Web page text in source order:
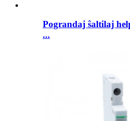
Pograndaj ŝaltilaj
...